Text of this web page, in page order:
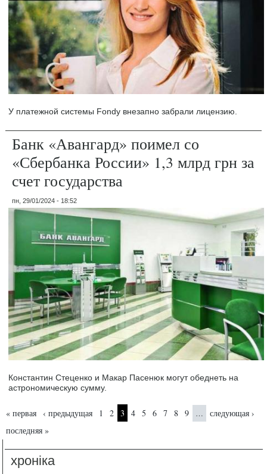
У платежной системы Fondy внезапно забрали лицензию.
Банк «Авангард» поимел со
«Сбербанка России» 1,3 млрд грн за
счет государства
пн, 29/01/2024 - 18:52
Константин Стеценко и Макар Пасенюк могут обеднеть на
астрономическую сумму.
Страницы
« первая ‹ предыдущая 1 2 3 4 5 6 7 8 9 …
следующая ›
последняя »
хроніка